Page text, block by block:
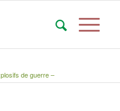
de guerre –